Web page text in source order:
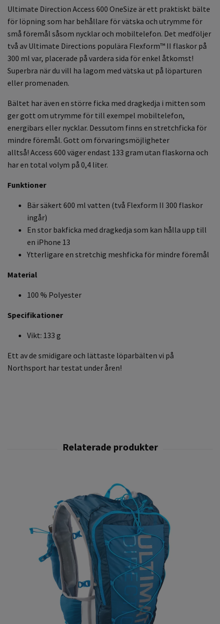
Ultimate Direction Access 600 OneSize är ett praktiskt bälte
för löpning som har behållare för vätska och utrymme för
små föremål såsom nycklar och mobiltelefon. Det medföljer
två av Ultimate Directions populära Flexform™ II flaskor på
300 ml var, placerade på vardera sida för enkel åtkomst!
Superbra när du vill ha lagom med vätska ut på löparturen
eller promenaden.
Bältet har även en större ficka med dragkedja i mitten som
ger gott om utrymme för till exempel mobiltelefon,
energibars eller nycklar. Dessutom finns en stretchficka för
mindre föremål. Gott om förvaringsmöjligheter
alltså! Access 600 väger endast 133 gram utan flaskorna och
har en total volym på 0,4 liter.
Funktioner
Bär säkert 600 ml vatten (två Flexform II 300 flaskor
ingår)
En stor bakficka med dragkedja som kan hålla upp till
en iPhone 13
Ytterligare en stretchig meshficka för mindre föremål
Material
100 % Polyester
Specifikationer
Vikt: 133 g
Ett av de smidigare och lättaste löparbälten vi på
Northsport har testat under åren!